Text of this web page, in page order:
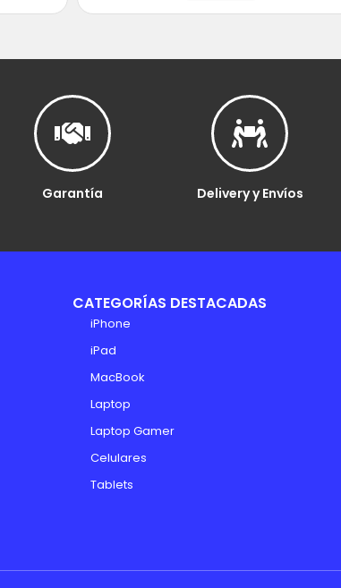
Garantía Delivery y Envíos
CATEGORÍAS DESTACADAS
iPhone
iPad
MacBook
Laptop
Laptop Gamer
Celulares
Tablets